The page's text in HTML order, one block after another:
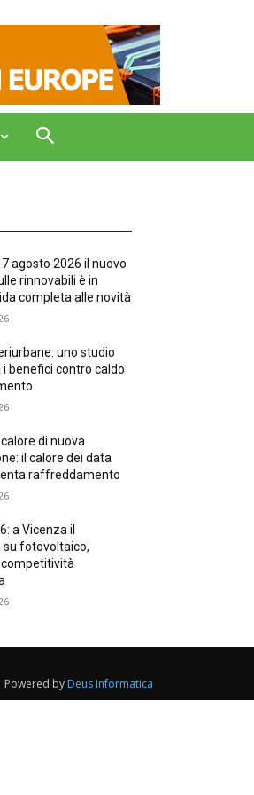
7 agosto 2026 il nuovo
rinnovabili è in
completa alle novità
uno studio
benefici contro caldo
di nuova
il calore dei data
raffreddamento
a Vicenza il
fotovoltaico,
Powered by Deus Informatica